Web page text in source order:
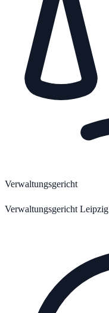
Verwaltungsgericht
Verwaltungsgericht Leipzig